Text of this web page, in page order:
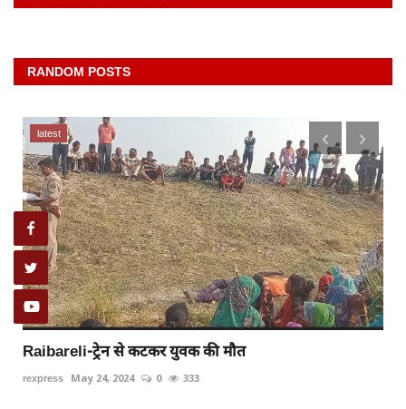
RANDOM POSTS
latest
Raibareli-ट्रेन से कटकर युवक की मौत
rexpress May 24, 2024 0 333